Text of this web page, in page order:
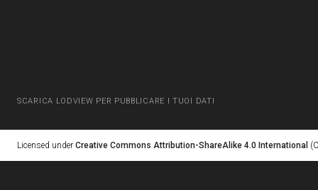
SCARICA LODVIEW PER PUBBLICARE I TUOI DATI
Licensed under Creative Commons Attribution-ShareAlike 4.0 International